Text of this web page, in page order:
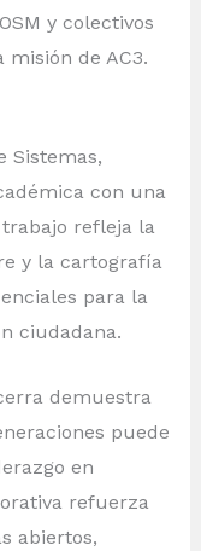
y colectivos
de AC3.
Sistemas,
con una
refleja la
y la cartografía
para la
ciudadana.
demuestra
puede
en
refuerza
abiertos,